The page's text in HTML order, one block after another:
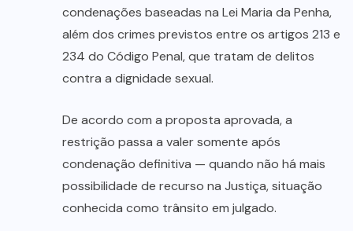
condenações baseadas na Lei Maria da Penha,
além dos crimes previstos entre os artigos 213 e
234 do Código Penal, que tratam de delitos
contra a dignidade sexual.
De acordo com a proposta aprovada, a
restrição passa a valer somente após
condenação definitiva — quando não há mais
possibilidade de recurso na Justiça, situação
conhecida como trânsito em julgado.